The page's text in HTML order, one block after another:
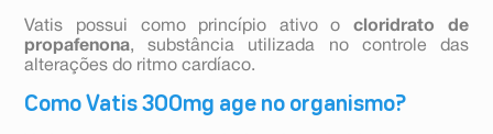
Vatis possui como princípio ativo ocloridrato de
propafenona, substância utilizada no controle das
alterações do ritmo cardíaco.
Como Vatis 300mg age no organismo?